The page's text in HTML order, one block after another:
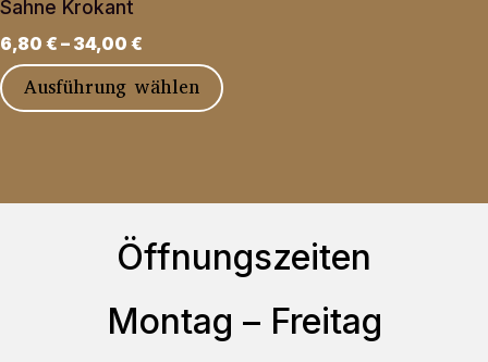
Sahne Krokant
6,80 € – 34,00 €
Ausführung wählen
Dieses
auf.
Optionen
Öffnungszeiten
Montag – Freitag